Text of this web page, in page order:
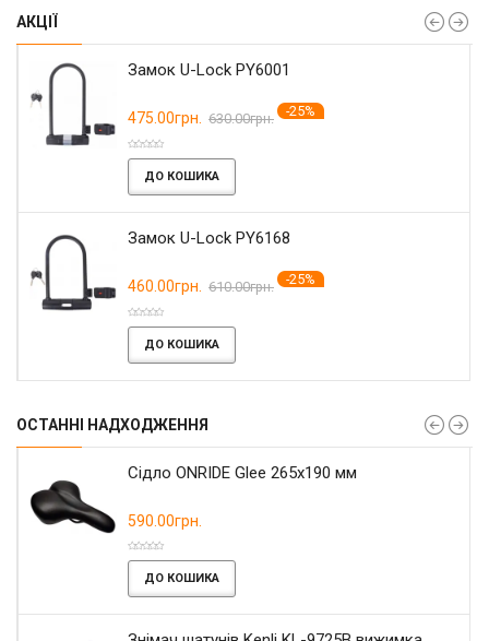
АКЦІЇ
Замок U-Lock PY6001
475.00грн. 630.00грн. -25%
ДО КОШИКА
Замок U-Lock PY6168
460.00грн. 610.00грн. -25%
ДО КОШИКА
ОСТАННІ НАДХОДЖЕННЯ
Сідло ONRIDE Glee 265x190 мм
590.00грн.
ДО КОШИКА